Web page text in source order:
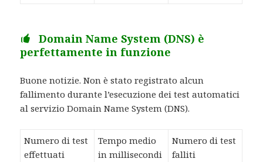
Domain Name System (DNS) è
perfettamente in funzione
Buone notizie. Non è stato registrato alcun
fallimento durante l’esecuzione dei test automatici
al servizio Domain Name System (DNS).
Numero di test
effettuati
Tempo medio
in millisecondi
Numero di test
falliti